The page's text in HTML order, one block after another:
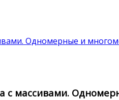
Одномерные и
с массивами.